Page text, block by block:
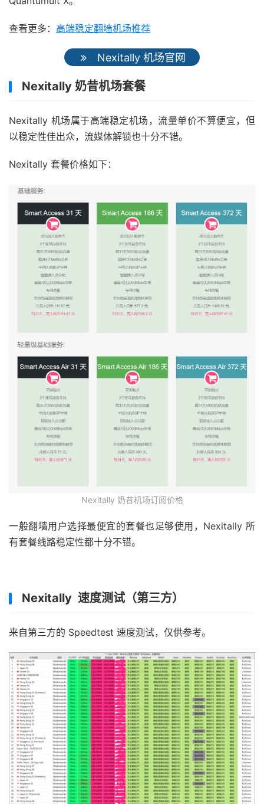
查看更多： 高端稳定翻墙机场推荐
Nexitally 机场官网
Nexitally 奶昔机场套餐
Nexitally 机场属于高端稳定机场，流量单价不算便宜，但
以稳定性佳出众，流媒体解锁也十分不错。
Nexitally 套餐价格如下：
Nexitally 奶昔机场订阅价格
一般翻墙用户选择最便宜的套餐也足够使用，Nexitally 所
有套餐线路稳定性都十分不错。
Nexitally 速度测试（第三方）
来自第三方的 Speedtest 速度测试，仅供参考。